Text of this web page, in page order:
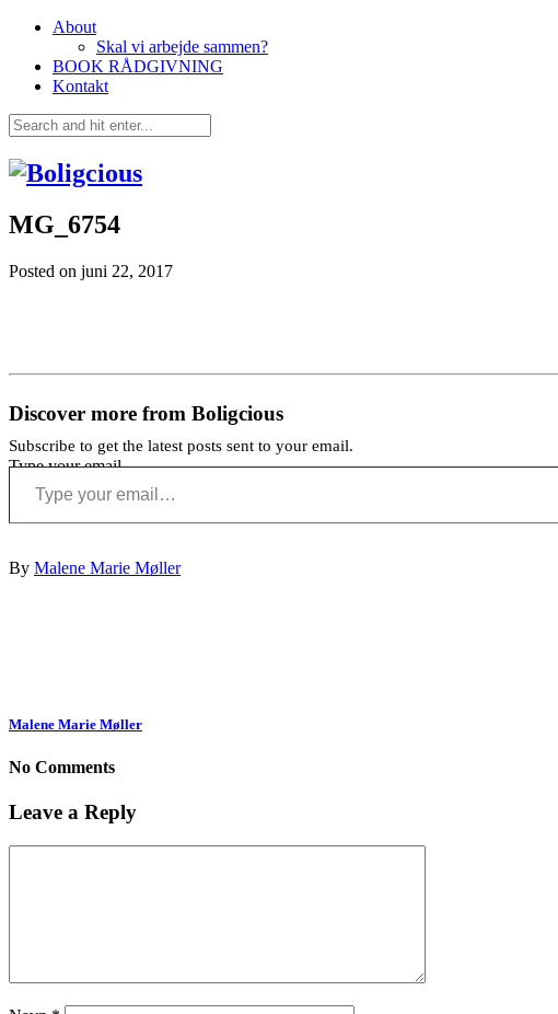
About
Skal vi arbejde sammen?
BOOK RÅDGIVNING
Kontakt
MG_6754
Posted on juni 22, 2017
Discover more from Boligcious
Subscribe to get the latest posts sent to your email.
Type your email…
By Malene Marie Møller
Malene Marie Møller
No Comments
Leave a Reply